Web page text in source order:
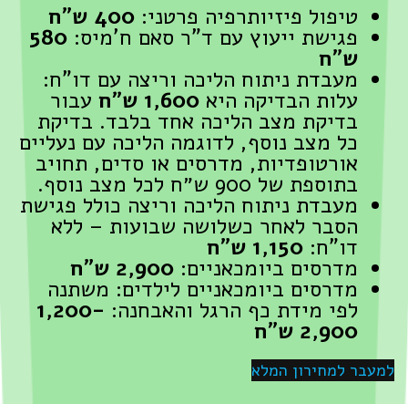
טיפול פיזיותרפיה פרטני: 400 ש"ח
פגישת ייעוץ עם ד"ר סאם ח'מיס: 580
ש"ח
מעבדת ניתוח הליכה וריצה עם דו"ח:
עלות הבדיקה היא 1,600 ש״ח עבור
בדיקת מצב הליכה אחד בלבד. בדיקת
כל מצב נוסף, לדוגמה הליכה עם נעליים
אורטופדיות, מדרסים או סדים, תחויב
בתוספת של 900 ש״ח לכל מצב נוסף.
מעבדת ניתוח הליכה וריצה כולל פגישת
הסבר לאחר כשלושה שבועות – ללא
דו"ח: 1,150 ש"ח
מדרסים ביומכאניים: 2,900 ש"ח
מדרסים ביומכאניים לילדים: משתנה
לפי מידת כף הרגל והאבחנה: 1,200-
2,900 ש"ח
למעבר למחירון המלא